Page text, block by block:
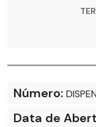
Número:
Data de